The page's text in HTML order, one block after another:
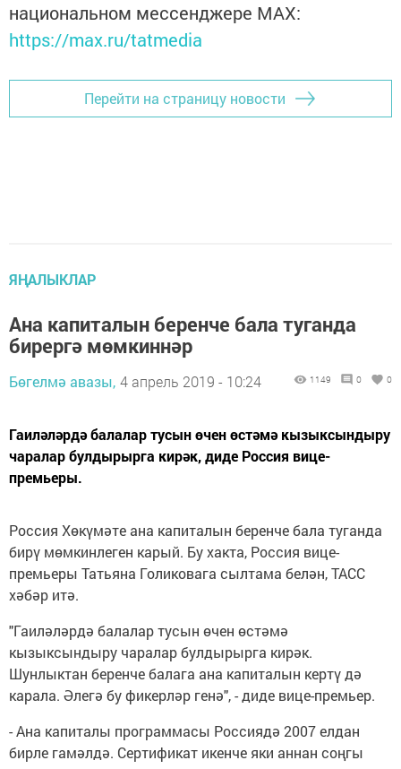
национальном мессенджере MАХ:
https://max.ru/tatmedia
Перейти на страницу новости
ЯҢАЛЫКЛАР
Ана капиталын беренче бала туганда
бирергә мөмкиннәр
Бөгелмә авазы, 4 апрель 2019 - 10:24 1149 0 0
Гаиләләрдә балалар тусын өчен өстәмә кызыксындыру
чаралар булдырырга кирәк, диде Россия вице-
премьеры.
Россия Хөкүмәте ана капиталын беренче бала туганда
бирү мөмкинлеген карый. Бу хакта, Россия вице-
премьеры Татьяна Голиковага сылтама белән, ТАСС
хәбәр итә.
"Гаиләләрдә балалар тусын өчен өстәмә
кызыксындыру чаралар булдырырга кирәк.
Шунлыктан беренче балага ана капиталын кертү дә
карала. Әлегә бу фикерләр генә", - диде вице-премьер.
- Ана капиталы программасы Россиядә 2007 елдан
бирле гамәлдә. Сертификат икенче яки аннан соңгы